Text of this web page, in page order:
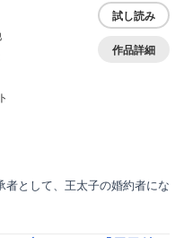
試し読み
作品詳細
として、王太子の婚約者にな